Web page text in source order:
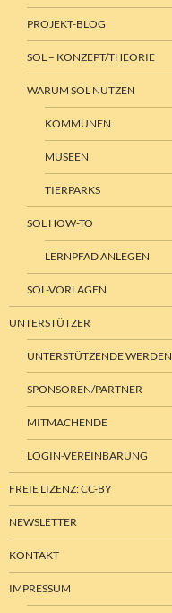
PROJEKT-BLOG
SOL – KONZEPT/THEORIE
WARUM SOL NUTZEN
KOMMUNEN
MUSEEN
TIERPARKS
SOL HOW-TO
LERNPFAD ANLEGEN
SOL-VORLAGEN
UNTERSTÜTZER
UNTERSTÜTZENDE WERDEN
SPONSOREN/PARTNER
MITMACHENDE
LOGIN-VEREINBARUNG
FREIE LIZENZ: CC-BY
NEWSLETTER
KONTAKT
IMPRESSUM